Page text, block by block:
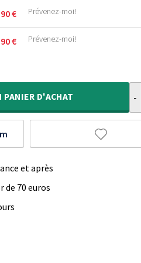
€ Prévenez-moi!
€ Prévenez-moi!
PANIER D'ACHAT
et après
70 euros